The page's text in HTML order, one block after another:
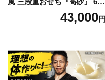
寸 3段重 2～3人前 おせち料
理 重箱 お正月 冷凍おせち 縁
ち 本格おせち おせち予約 年
末 年始 お取り寄せ 新春 贅沢
おせち こだわりおせち 惣菜
老舗おせち ふるさと納税お
43,000円